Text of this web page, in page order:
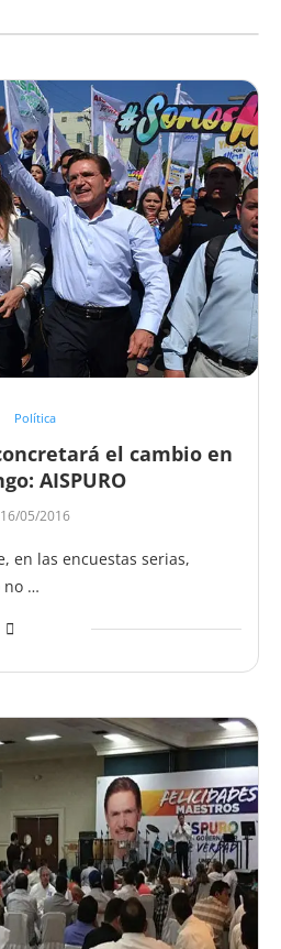
Política
el cambio en
AISPURO
16/05/2016
en las encuestas serias,
no …